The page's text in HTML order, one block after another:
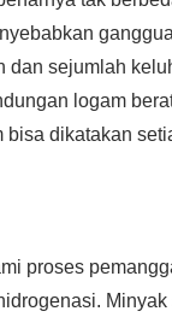
dan sejumlah
logam
dikatakan
proses